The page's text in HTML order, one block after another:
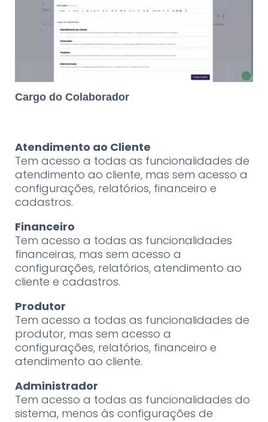
Cargo do Colaborador
Atendimento ao Cliente
Tem acesso a todas as funcionalidades de
atendimento ao cliente, mas sem acesso a
configurações, relatórios, financeiro e
cadastros.
Financeiro
Tem acesso a todas as funcionalidades
financeiras, mas sem acesso a
configurações, relatórios, atendimento ao
cliente e cadastros.
Produtor
Tem acesso a todas as funcionalidades de
produtor, mas sem acesso a
configurações, relatórios, financeiro e
atendimento ao cliente.
Administrador
Tem acesso a todas as funcionalidades do
sistema, menos às configurações de